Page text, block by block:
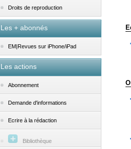
Droits de reproduction
Les + abonnés
EM|Revues sur iPhone/iPad
Les actions
Abonnement
Demande d'informations
Ecrire à la rédaction
Bibliothèque